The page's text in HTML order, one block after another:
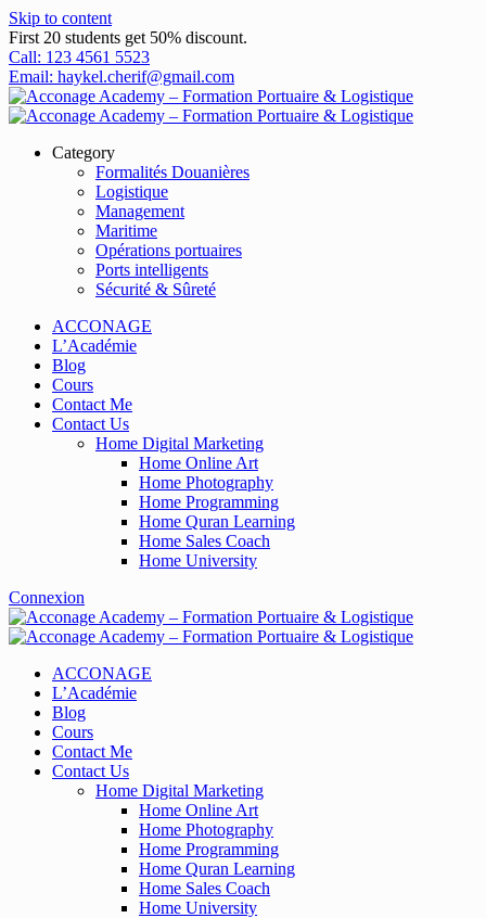
Skip to content
First 20 students get 50% discount.
Call: 123 4561 5523
Email: haykel.cherif@gmail.com
Category
Formalités Douanières
Logistique
Management
Maritime
Opérations portuaires
Ports intelligents
Sécurité & Sûreté
ACCONAGE
L’Académie
Blog
Cours
Contact Me
Contact Us
Home Digital Marketing
Home Online Art
Home Photography
Home Programming
Home Quran Learning
Home Sales Coach
Home University
Connexion
ACCONAGE
L’Académie
Blog
Cours
Contact Me
Contact Us
Home Digital Marketing
Home Online Art
Home Photography
Home Programming
Home Quran Learning
Home Sales Coach
Home University